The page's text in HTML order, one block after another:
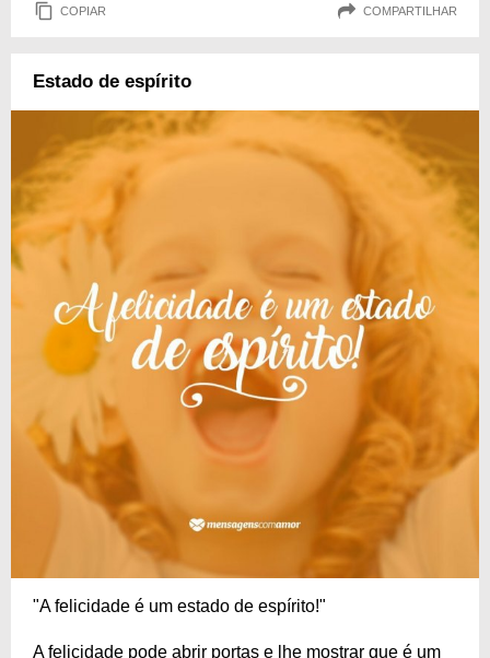
COPIAR COMPARTILHAR
Estado de espírito
"A felicidade é um estado de espírito!"
A felicidade pode abrir portas e lhe mostrar que é um